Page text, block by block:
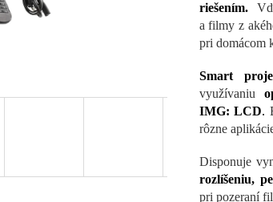
riešením.
a filmy z
pri domácom
Smart
využívaniu
IMG: LCD.
rôzne
Disponuje
rozlíšeniu,
pri pozeraní